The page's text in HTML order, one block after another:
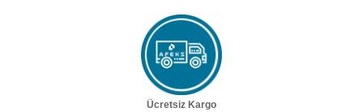
Ücretsiz Kargo